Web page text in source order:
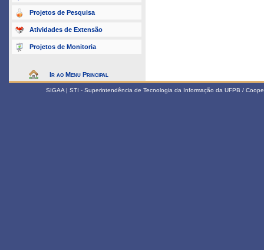
Projetos de Pesquisa
Atividades de Extensão
Projetos de Monitoria
Ir ao Menu Principal
SIGAA | STI - Superintendência de Tecnologia da Informação da UFPB /